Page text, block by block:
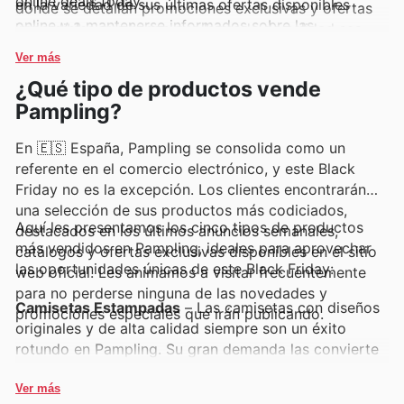
donde se detallan promociones exclusivas y ofertas
imperdibles que hacen que la moda de calidad sea
más accesible.
en la variedad de sus últimas ofertas disponibles
online y a mantenerse informados sobre las
renuevan su catálogo periódicamente.
Ver más
¿Qué tipo de productos vende
Pampling?
En 🇪🇸 España, Pampling se consolida como un
referente en el comercio electrónico, y este Black
Friday no es la excepción. Los clientes encontrarán
una selección de sus productos más codiciados,
destacados en los últimos anuncios semanales,
catálogos y ofertas exclusivas disponibles en el sitio
web oficial. Les animamos a visitar frecuentemente
para no perderse ninguna de las novedades y
promociones especiales que irán publicando.
Aquí les presentamos los cinco tipos de productos
más vendidos en Pampling, ideales para aprovechar
las oportunidades únicas de este Black Friday:
Camisetas Estampadas – Las camisetas con diseños
originales y de alta calidad siempre son un éxito
rotundo en Pampling. Su gran demanda las convierte
encontrándolas a precios irresistibles en las ofertas y
Ver más